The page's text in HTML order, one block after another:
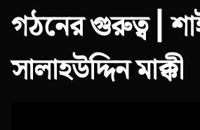
গঠনের গুরুত্ব |
সালাহউদ্দিন মাক্কী